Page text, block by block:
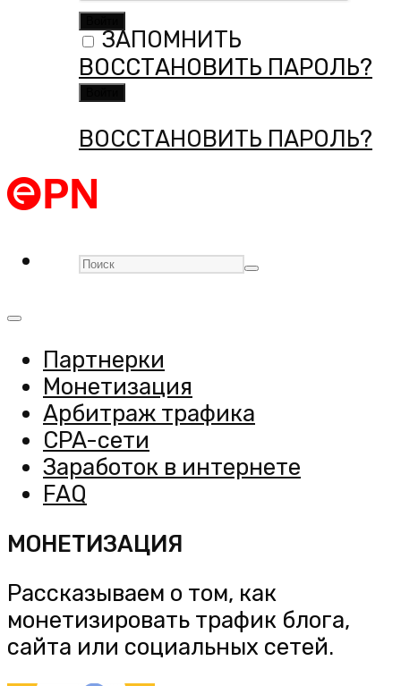
ВОССТАНОВИТЬ ПАРОЛЬ?
ЗАПОМНИТЬ
ВОССТАНОВИТЬ ПАРОЛЬ?
Партнерки
Монетизация
Арбитраж трафика
CPA-сети
Заработок в интернете
FAQ
МОНЕТИЗАЦИЯ
Рассказываем о том, как
монетизировать трафик блога,
сайта или социальных сетей.